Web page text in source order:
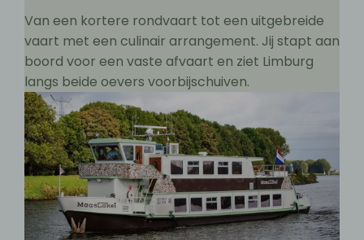
Van een kortere rondvaart tot een uitgebreide
vaart met een culinair arrangement. Jij stapt aan
boord voor een vaste afvaart en ziet Limburg
langs beide oevers voorbijschuiven.